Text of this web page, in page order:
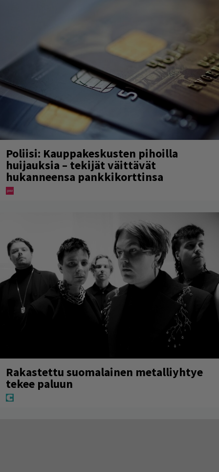
Poliisi: Kauppakeskusten pihoilla
huijauksia – tekijät väittävät
hukanneensa pankkikorttinsa
Rakastettu suomalainen metalliyhtye
tekee paluun